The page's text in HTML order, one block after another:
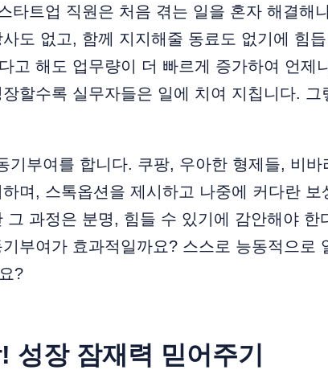
타트업 직원은 처음 겪는 일을 혼자 해결해
도 없고, 함께 지지해줄 동료도 없기에 힘듭
고 해도 업무량이 더 빠르게 증가하여 언제
할수록 실무자들은 일에 치여 지칩니다. 그
기부여를 합니다. 쿠팡, 우아한 형제들, 비바
며, 스톡옵션을 제시하고 나중에 커다란 보
과정은 분명, 힘들 수 있기에 감안해야 한
부여가 효과적일까요? 스스로 능동적으로
?
성장 잠재력 믿어주기